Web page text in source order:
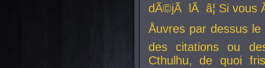
dÃ©jÃ lÃ â¦ Si vous
Åuvres par dessus
des citations ou
Cthulhu, de quoi